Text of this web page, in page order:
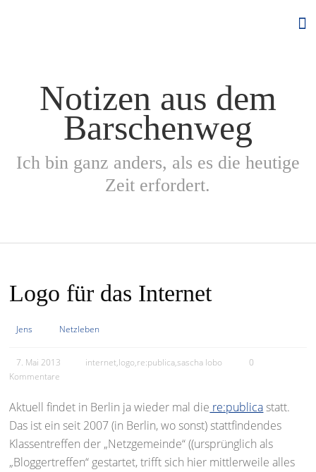
Notizen aus dem
Barschenweg
Ich bin ganz anders, als es die heutige
Zeit erfordert.
Logo für das Internet
Jens Netzleben
7. Mai 2013 internet,logo,re:publica,sascha lobo
0
Kommentare
Aktuell findet in Berlin ja wieder mal die re:publicastatt.
Das ist ein seit 2007 (in Berlin, wo sonst) stattfindendes
Klassentreffen der „Netzgemeinde“ ((ursprünglich als
„Bloggertreffen“ gestartet, trifft sich hier mittlerweile alles